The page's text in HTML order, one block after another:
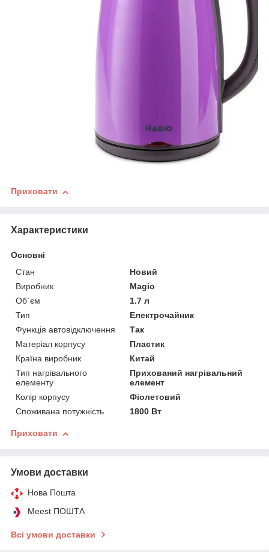
Приховати
Характеристики
Основні
Стан
Новий
Виробник
Magio
Об`єм
1.7 л
Тип
Електрочайник
Функція автовідключення
Так
Матеріал корпусу
Пластик
Країна виробник
Китай
Тип нагрівального
елементу
Прихований нагрівальний
елемент
Колір корпусу
Фіолетовий
Споживана потужність
1800 Вт
Приховати
Умови доставки
Нова Пошта
Meest ПОШТА
Всі умови доставки